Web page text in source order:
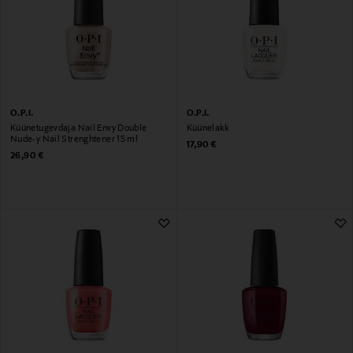
O.P.I.
Küünetugevdaja Nail Envy Double
Nude-y Nail Strenghtener 15 ml
Original Price
26,90 €
O.P.I.
Küünelakk
Original Price
17,90 €